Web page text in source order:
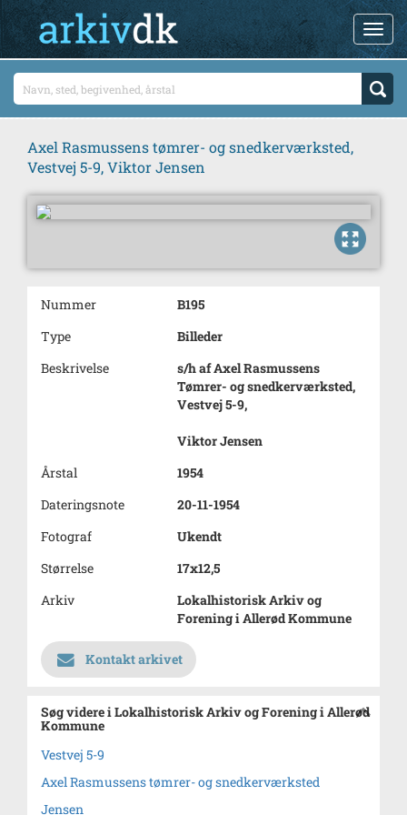
Axel Rasmussens tømrer- og snedkerværksted,
Vestvej 5-9, Viktor Jensen
Nummer
B195
Type
Billeder
Beskrivelse
s/h af Axel Rasmussens
Tømrer- og snedkerværksted,
Vestvej 5-9,
Viktor Jensen
Årstal
1954
Dateringsnote
20-11-1954
Fotograf
Ukendt
Størrelse
17x12,5
Arkiv
Lokalhistorisk Arkiv og
Forening i Allerød Kommune
Kontakt arkivet
Søg videre i Lokalhistorisk Arkiv og Forening i Allerød
Kommune
Vestvej 5-9
Axel Rasmussens tømrer- og snedkerværksted
Jensen